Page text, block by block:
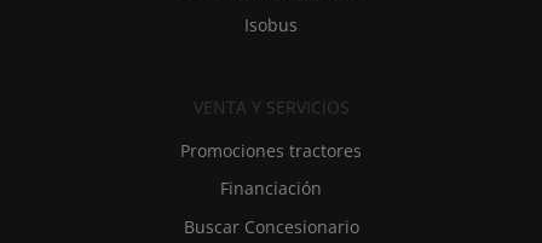
Isobus
VENTA Y SERVICIOS
Promociones tractores
Financiación
Buscar Concesionario